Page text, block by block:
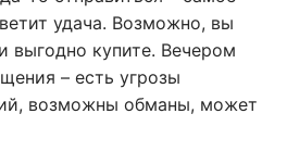
удача. Возможно, вы
выгодно купите. Вечером
– есть угрозы
возможны обманы, может